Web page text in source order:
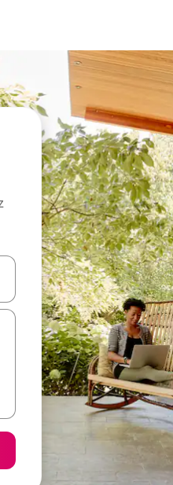
le haut et vers le bas pour